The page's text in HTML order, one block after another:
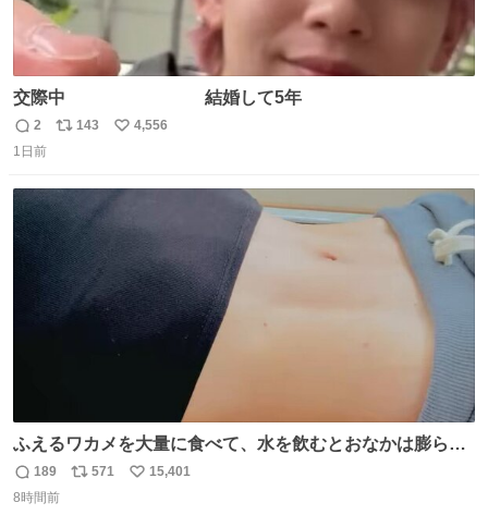
交際中 結婚して5年
返
信
2
リ
ト
143
い
4,556
1日前
ふえるワカメを大量に食べて、水を飲むとおなかは膨ら
む・・・・！？ ⚠️よい子は絶対マネしないでね⚠️ #夏休み
の自由研究
返
信
189
リ
571
い
15,401
8時間前